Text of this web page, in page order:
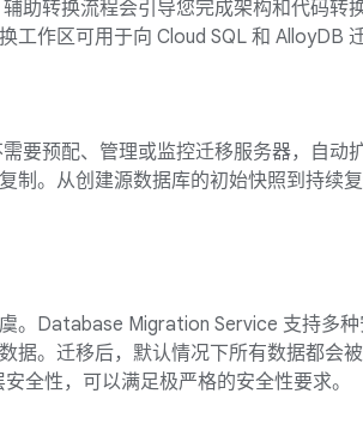
助转换流程会引导您完成架构和代码转
作区可用于向 Cloud SQL 和 AlloyDB 迁
要预配、管理或监控迁移服务器，自动
制。从创建源数据库的初始快照到持续
。Database Migration Service 支持多
据。迁移后，默认情况下所有数据都会
全性，可以满足极严格的安全性要求。